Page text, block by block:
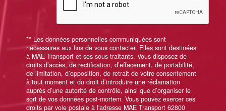
** Les données personnelles communiquées sont
nécessaires aux fins de vous contacter. Elles sont destinées
à MAE Transport et ses sous-traitants. Vous disposez de
droits d’accès, de rectification, d’effacement, de portabilité,
de limitation, d’opposition, de retrait de votre consentement
à tout moment et du droit d’introduire une réclamation
auprès d’une autorité de contrôle, ainsi que d’organiser le
sort de vos données post-mortem. Vous pouvez exercer ces
droits par voie postale à l'adresse MAE Transport 62800